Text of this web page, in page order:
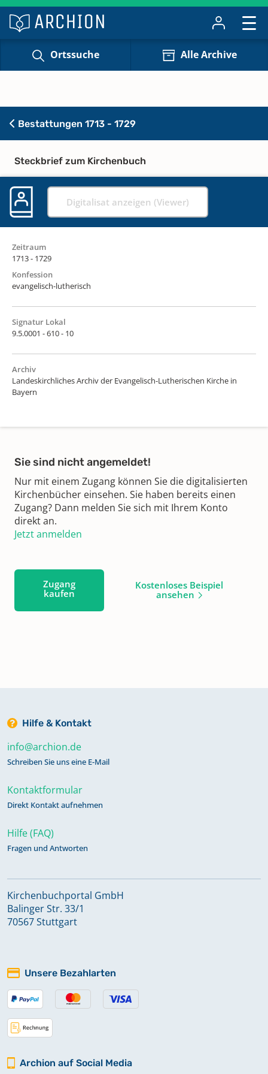
Ortssuche Alle Archive
Bestattungen 1713 - 1729
Steckbrief zum Kirchenbuch
Digitalisat anzeigen (Viewer)
Zeitraum
1713 - 1729
Konfession
evangelisch-lutherisch
Signatur Lokal
9.5.0001 - 610 - 10
Archiv
Landeskirchliches Archiv der Evangelisch-Lutherischen Kirche in
Bayern
Sie sind nicht angemeldet!
Nur mit einem Zugang können Sie die digitalisierten
Kirchenbücher einsehen. Sie haben bereits einen
Zugang? Dann melden Sie sich mit Ihrem Konto
direkt an.
Jetzt anmelden
Zugang
kaufen
Kostenloses Beispiel
ansehen
Hilfe & Kontakt
info@archion.de
Schreiben Sie uns eine E-Mail
Kontaktformular
Direkt Kontakt aufnehmen
Hilfe (FAQ)
Fragen und Antworten
Kirchenbuchportal GmbH
Balinger Str. 33/1
70567 Stuttgart
Unsere Bezahlarten
Archion auf Social Media